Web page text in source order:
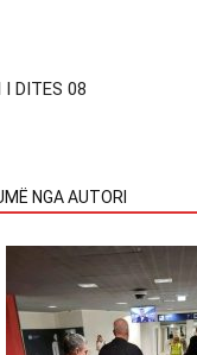
DITES 08
NGA AUTORI